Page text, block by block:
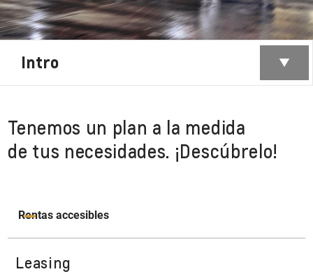
Intro
Tenemos un plan a la medida
de tus necesidades. ¡Descúbrelo!
Rentas accesibles
Leasing